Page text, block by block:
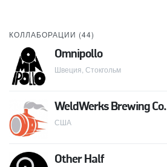
КОЛЛАБОРАЦИИ (44)
Omnipollo
Швеция, Стокгольм
WeldWerks Brewing Co.
США
Other Half